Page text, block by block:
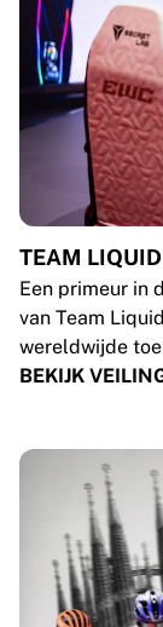
TEAM
Een primeur in
van Team
wereldwijde
BEKIJK